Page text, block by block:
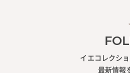
イエコレクシ
最新情報